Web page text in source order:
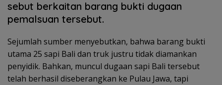
sebut berkaitan barang bukti dugaan
pemalsuan tersebut.
Sejumlah sumber menyebutkan, bahwa barang bukti
utama 25 sapi Bali dan truk justru tidak diamankan
penyidik. Bahkan, muncul dugaan sapi Bali tersebut
telah berhasil diseberangkan ke Pulau Jawa, tapi